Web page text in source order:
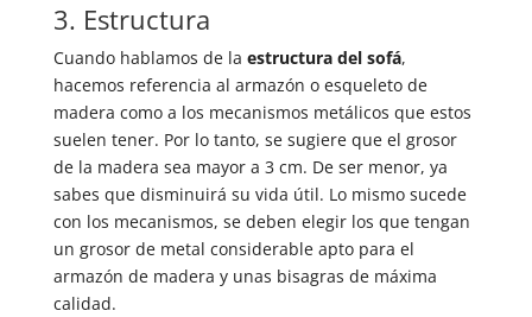
3. Estructura
Cuando hablamos de la estructura del sofá,
hacemos referencia al armazón o esqueleto de
madera como a los mecanismos metálicos que estos
suelen tener. Por lo tanto, se sugiere que el grosor
de la madera sea mayor a 3 cm. De ser menor, ya
sabes que disminuirá su vida útil. Lo mismo sucede
con los mecanismos, se deben elegir los que tengan
un grosor de metal considerable apto para el
armazón de madera y unas bisagras de máxima
calidad.